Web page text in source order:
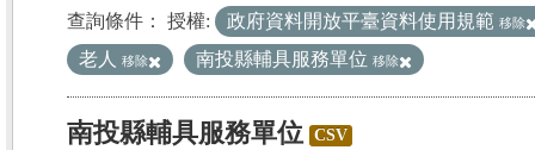
查詢條件： 授權: 政府資料開放平臺資料使用規範 移除
老人 移除 南投縣輔具服務單位 移除
南投縣輔具服務單位 CSV